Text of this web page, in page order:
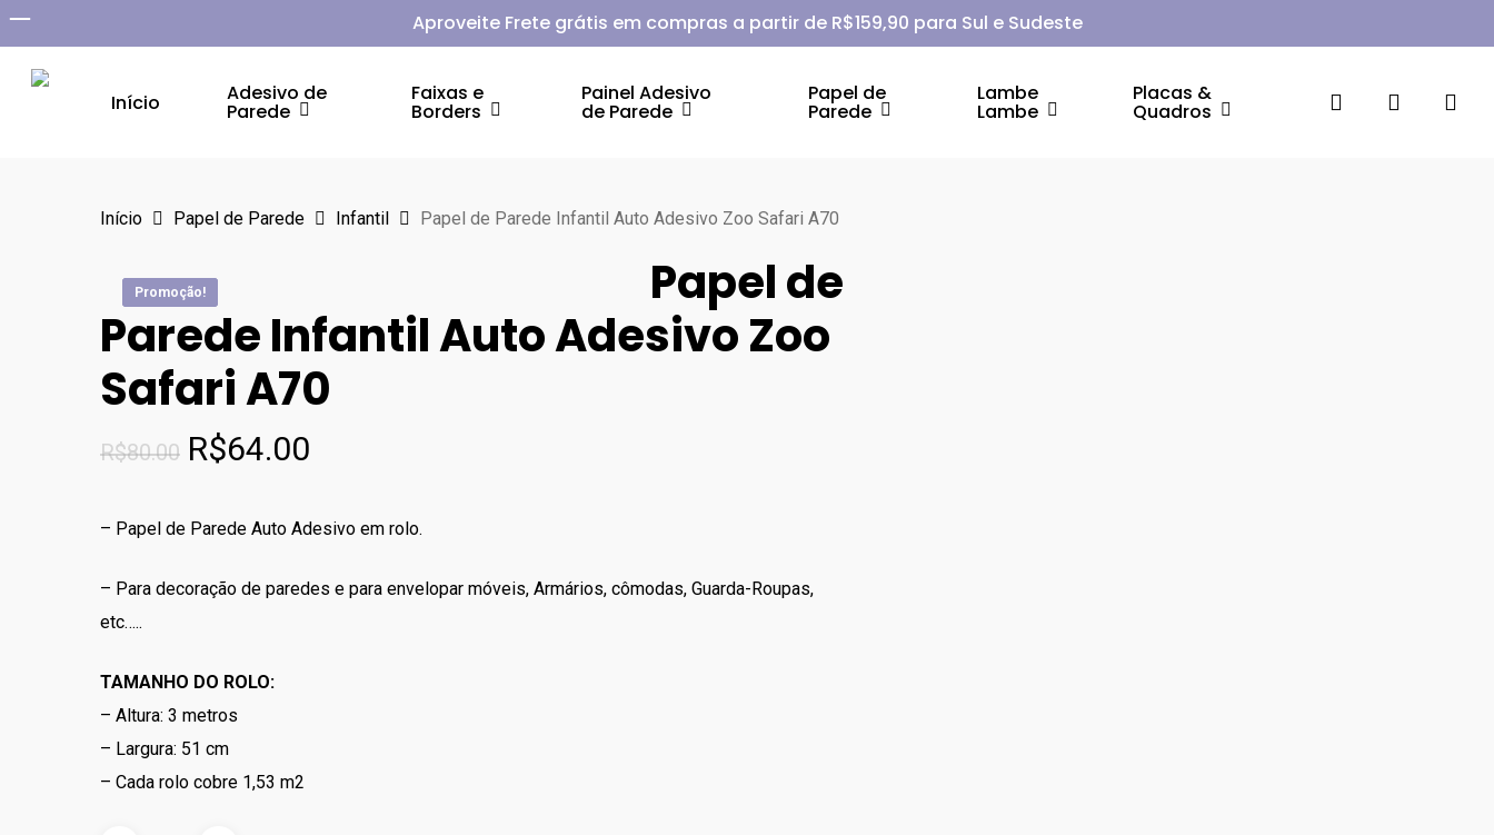
Skip
to
main
Aproveite Frete grátis em compras a partir de R$159,90 para Sul e Sudeste
Início Adesivo de
Parede
Faixas e
Borders
Painel Adesivo
de Parede
Papel de
Parede
Lambe
Lambe
Placas &
Quadros search account
Início Papel de Parede Infantil Papel de Parede Infantil Auto Adesivo Zoo Safari A70
Papel de
Parede Infantil Auto Adesivo Zoo
Safari A70
R$80.00 O
original
era:
R$80.00.
R$64.00
atual
é:
R$64.00.
– Papel de Parede Auto Adesivo em rolo.
– Para decoração de paredes e para envelopar móveis, Armários, cômodas, Guarda-Roupas,
etc…..
TAMANHO DO ROLO:
– Altura: 3 metros
– Largura: 51 cm
– Cada rolo cobre 1,53 m2
Promoção!
Promoção!
Promoção!
Promoção!